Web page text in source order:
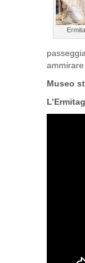
ammirare
Museo